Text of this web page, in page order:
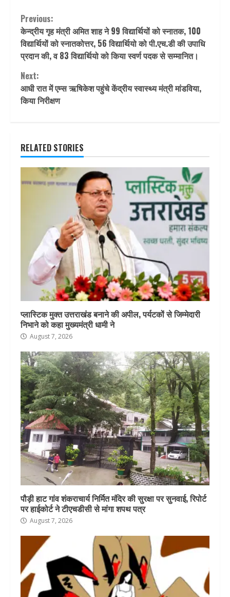
Continue
Reading
Previous:
केन्द्रीय गृह मंत्री अमित शाह ने 99 विद्यार्थियों को स्नातक, 100
विद्यार्थियों को स्नातकोत्तर, 56 विद्यार्थियो को पी.एच.डी की उपाधि
प्रदान की, व 83 विद्यार्थियो को किया स्वर्ण पदक से सम्मानित।
Next:
आधी रात में एम्स ऋषिकेश पहुंचे केंद्रीय स्वास्थ्य मंत्री मांडविया,
किया निरीक्षण
RELATED STORIES
प्लास्टिक मुक्त उत्तराखंड बनाने की अपील, पर्यटकों से जिम्मेदारी
निभाने को कहा मुख्यमंत्री धामी ने
August 7, 2026
पौड़ी हाट गांव शंकराचार्य निर्मित मंदिर की सुरक्षा पर सुनवाई, रिपोर्ट
पर हाईकोर्ट ने टीएचडीसी से मांगा शपथ पत्र
August 7, 2026